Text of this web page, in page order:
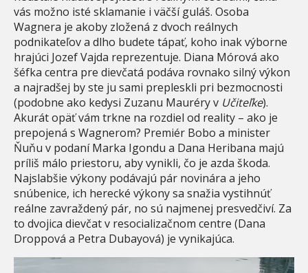
vás možno isté sklamanie i väčší guláš. Osoba
Wagnera je akoby zložená z dvoch reálnych
podnikateľov a dlho budete tápať, koho inak výborne
hrajúci Jozef Vajda reprezentuje. Diana Mórová ako
šéfka centra pre dievčatá podáva rovnako silný výkon
a najradšej by ste ju sami prepleskli pri bezmocnosti
(podobne ako kedysi Zuzanu Mauréry v Učiteľke).
Akurát opäť vám trkne na rozdiel od reality – ako je
prepojená s Wagnerom? Premiér Bobo a minister
Ňuňu v podaní Marka Igondu a Dana Heribana majú
príliš málo priestoru, aby vynikli, čo je azda škoda.
Najslabšie výkony podávajú pár novinára a jeho
snúbenice, ich herecké výkony sa snažia vystihnúť
reálne zavraždený pár, no sú najmenej presvedčiví. Za
to dvojica dievčat v resocializačnom centre (Dana
Droppová a Petra Dubayová) je vynikajúca.